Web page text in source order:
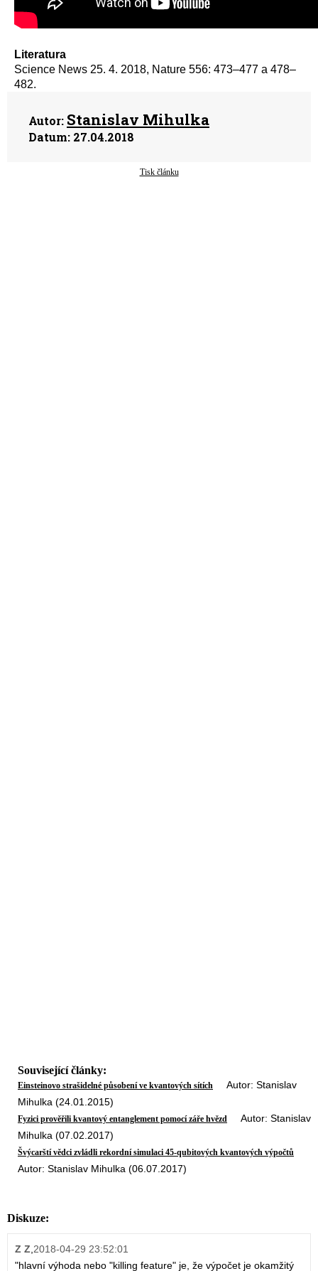
Literatura
Science News 25. 4. 2018, Nature 556: 473–477 a 478–
482.
Autor: Stanislav Mihulka
Datum: 27.04.2018
Tisk článku
Související články:
Einsteinovo strašidelné působení ve kvantových sítích Autor: Stanislav
Mihulka (24.01.2015)
Fyzici prověřili kvantový entanglement pomocí záře hvězd Autor: Stanislav
Mihulka (07.02.2017)
Švýcarští vědci zvládli rekordní simulaci 45-qubitových kvantových výpočtů
Autor: Stanislav Mihulka (06.07.2017)
Diskuze:
Z Z,2018-04-29 23:52:01
"hlavní výhoda nebo "killing feature" je, že výpočet je okamžitý